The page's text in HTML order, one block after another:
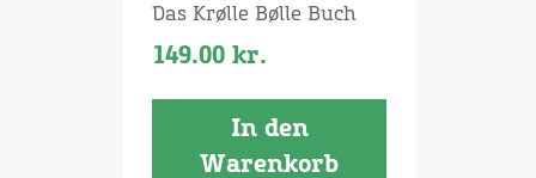
Das Krølle Bølle Buch
149.00 kr.
In den
Warenkorb